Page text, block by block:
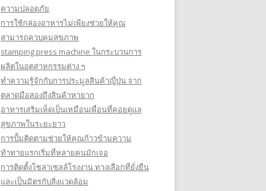
ความปลอดภัย
การใช้กล่องอาหารไม่เพียงช่วยให้คุณ
สามารถควบคุมสุขภาพ
stamping press machine ในกระบวนการ
ผลิตในอุตสาหกรรมต่าง ๆ
ทำความรู้จักกับการประมูลสินค้าญี่ปุ่น จาก
ตลาดมือสองถึงสินค้าหายาก
อาหารเสริมเห็ดเป็นเหมือนเพื่อนที่คอยดูแล
สุขภาพในระยะยาว
การปั้มติดตามช่วยให้คุณก้าวข้ามความ
ท้าทายแรกเริ่มที่หลายคนมักเจอ
การติดตั้งโซล่าเซลล์โรงงาน ทางเลือกที่ยั่งยืน
และเป็นมิตรกับสิ่งแวดล้อม